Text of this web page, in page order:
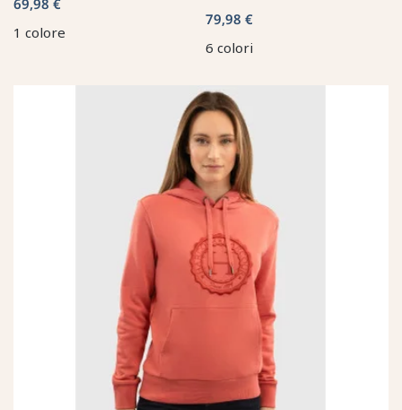
1 colore
79,98 €
6 colori